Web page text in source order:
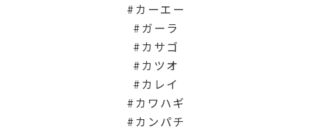
カーエー
ガーラ
カサゴ
カツオ
カレイ
カワハギ
カンパチ